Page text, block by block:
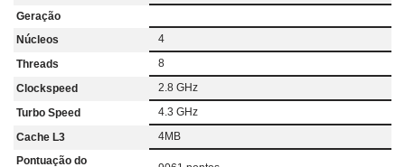
Geração
Núcleos
4
Threads
8
Clockspeed
2.8 GHz
Turbo Speed
4.3 GHz
Cache L3
4MB
Pontuação do